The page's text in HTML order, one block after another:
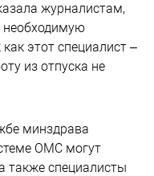
журналистам,
необходимую
этот специалист –
из отпуска не
минздрава
ОМС могут
также специалисты